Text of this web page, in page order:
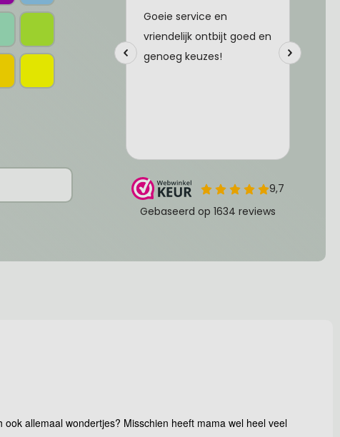
allemaal wondertjes? Misschien heeft mama wel heel veel